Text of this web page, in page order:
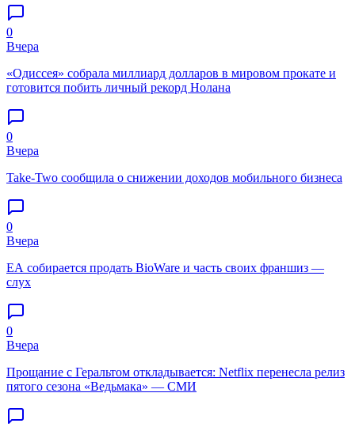
0
Вчера
«Одиссея» собрала миллиард долларов в мировом прокате и
готовится побить личный рекорд Нолана
0
Вчера
Take-Two сообщила о снижении доходов мобильного бизнеса
0
Вчера
EA собирается продать BioWare и часть своих франшиз —
слух
0
Вчера
Прощание с Геральтом откладывается: Netflix перенесла релиз
пятого сезона «Ведьмака» — СМИ